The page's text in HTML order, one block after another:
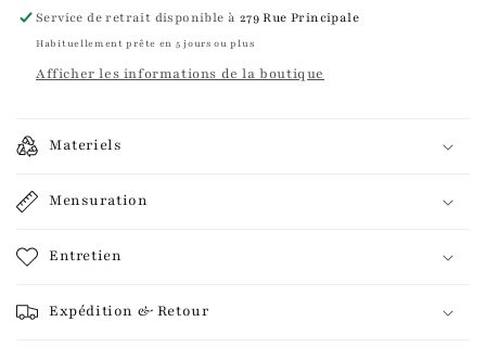
Service de retrait disponible à 279 Rue Principale
Habituellement prête en 5 jours ou plus
Afficher les informations de la boutique
Materiels
Mensuration
Entretien
Expédition & Retour